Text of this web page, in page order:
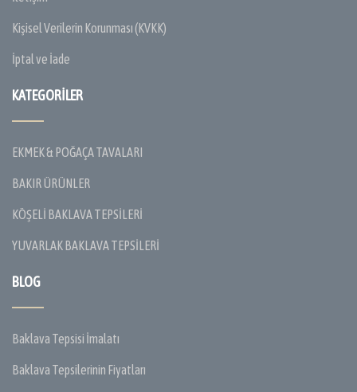
Kişisel Verilerin Korunması (KVKK)
İptal ve İade
KATEGORILER
EKMEK & POĞAÇA TAVALARI
BAKIR ÜRÜNLER
KÖŞELİ BAKLAVA TEPSİLERİ
YUVARLAK BAKLAVA TEPSİLERİ
BLOG
Baklava Tepsisi İmalatı
Baklava Tepsilerinin Fiyatları